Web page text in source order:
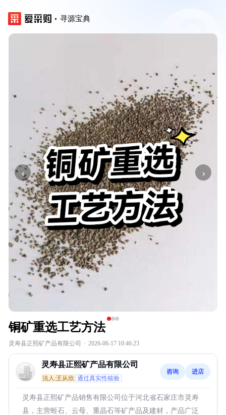
寻源宝典
‹ ›
铜矿重选工艺方法
灵寿县正熙矿产品有限公司 · 2026-06-17 10:46:23
灵寿县正熙矿产品有限公司
法人:王从欣 通过真实性核验
咨询 进店
灵寿县正熙矿产品销售有限公司位于河北省石家庄市灵寿
县，主营蛭石、云母、重晶石等矿产品及建材，产品广泛